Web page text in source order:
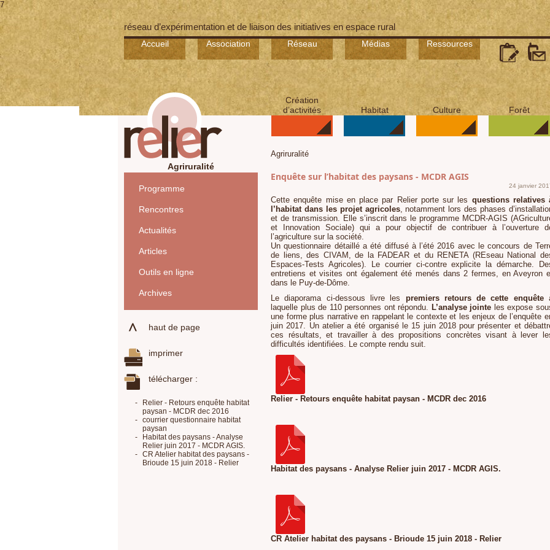
7
réseau d’expérimentation et de liaison des initiatives en espace rural
Accueil Association Réseau Médias Ressources
Création
d’activités
Habitat Culture Forêt
Agriruralité
Programme
Rencontres
Actualités
Articles
Outils en ligne
Archives
haut de page
imprimer
télécharger :
-
Relier - Retours enquête habitat
paysan - MCDR dec 2016
- courrier questionnaire habitat
paysan
-
Habitat des paysans - Analyse
Relier juin 2017 - MCDR AGIS.
- CR Atelier habitat des paysans -
Brioude 15 juin 2018 - Relier
Agriruralité
Enquête sur l’habitat des paysans - MCDR AGIS
24 janvier
Cette enquête mise en place par Relier porte sur les questions relatives
l’habitat dans les projet agricoles, notamment lors des phases
et de transmission. Elle s’inscrit dans le programme MCDR-AGIS
et Innovation Sociale) qui a pour objectif de contribuer à l’ouverture
l’agriculture sur la société.
Un questionnaire détaillé a été diffusé à l’été 2016 avec le concours de
de liens, des CIVAM, de la FADEAR et du RENETA (REseau National
Espaces-Tests Agricoles). Le courrier ci-contre explicite la démarche.
entretiens et visites ont également été menés dans 2 fermes, en Aveyron
dans le Puy-de-Dôme.
Le diaporama ci-dessous livre les premiers retours de cette enquête
laquelle plus de 110 personnes ont répondu. L’analyse jointe les expose
une forme plus narrative en rappelant le contexte et les enjeux de l’enquête
juin 2017. Un atelier a été organisé le 15 juin 2018 pour présenter et
ces résultats, et travailler à des propositions concrètes visant à lever
difficultés identifiées. Le compte rendu suit.
Relier - Retours enquête habitat paysan - MCDR dec 2016
Habitat des paysans - Analyse Relier juin 2017 - MCDR AGIS.
CR Atelier habitat des paysans - Brioude 15 juin 2018 - Relier